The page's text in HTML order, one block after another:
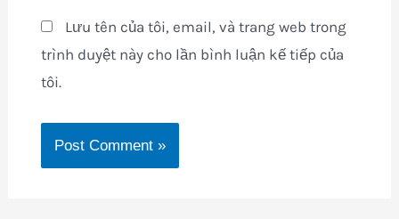
Lưu tên của tôi, email, và trang web trong
trình duyệt này cho lần bình luận kế tiếp của
tôi.